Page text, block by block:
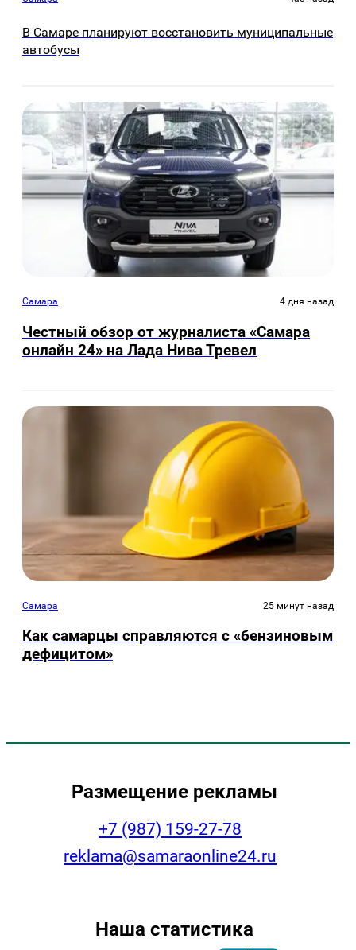
В Самаре планируют восстановить муниципальные
автобусы
Самара 4 дня назад
Честный обзор от журналиста «Самара
онлайн 24» на Лада Нива Тревел
Самара 25 минут назад
Как самарцы справляются с «бензиновым
дефицитом»
Размещение рекламы
+7 (987) 159-27-78
reklama@samaraonline24.ru
Наша статистика